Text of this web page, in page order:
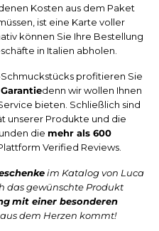
Kosten aus dem Paket
ist eine Karte voller
können Sie Ihre Bestellung
in Italien abholen.
profitieren Sie
denn wir wollen Ihnen
bieten. Schließlich sind
unserer Produkte und die
die mehr als 600
Verified Reviews.
im Katalog von Luca
das gewünschte Produkt
mit einer besonderen
dem Herzen kommt!